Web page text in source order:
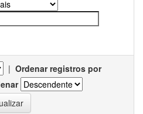
| Ordenar registros por